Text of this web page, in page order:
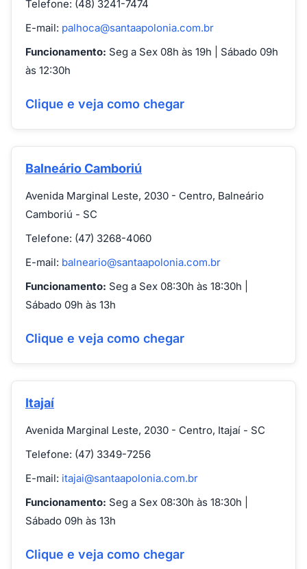
Telefone: (48) 3241-7474
E-mail: palhoca@santaapolonia.com.br
Funcionamento: Seg a Sex 08h às 19h | Sábado 09h
às 12:30h
Clique e veja como chegar
Balneário Camboriú
Avenida Marginal Leste, 2030 - Centro, Balneário
Camboriú - SC
Telefone: (47) 3268-4060
E-mail: balneario@santaapolonia.com.br
Funcionamento: Seg a Sex 08:30h às 18:30h |
Sábado 09h às 13h
Clique e veja como chegar
Itajaí
Avenida Marginal Leste, 2030 - Centro, Itajaí - SC
Telefone: (47) 3349-7256
E-mail: itajai@santaapolonia.com.br
Funcionamento: Seg a Sex 08:30h às 18:30h |
Sábado 09h às 13h
Clique e veja como chegar